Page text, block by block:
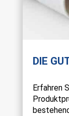
DIE
Erfahren